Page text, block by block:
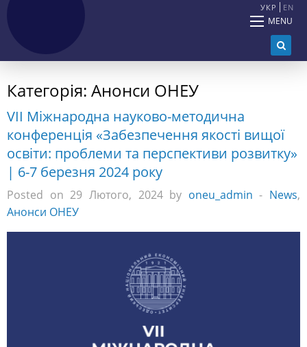
УКР EN
MENU
Категорія: Анонси ОНЕУ
VII Міжнародна науково-методична
конференція «Забезпечення якості вищої
освіти: проблеми та перспективи розвитку»
| 6-7 березня 2024 року
Posted on 29 Лютого, 2024 by oneu_admin - News,
Анонси ОНЕУ